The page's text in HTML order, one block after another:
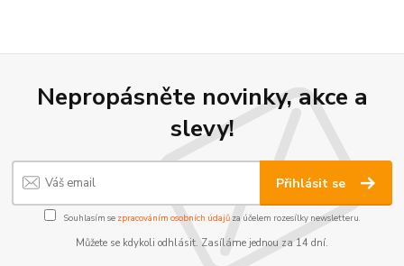
Nepropásněte novinky, akce a
slevy!
Přihlásit se
Souhlasím se zpracováním osobních údajůza účelem rozesílky newsletteru.
Můžete se kdykoli odhlásit. Zasíláme jednou za 14 dní.